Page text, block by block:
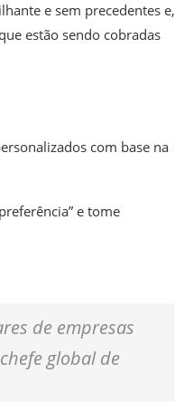
e sem precedentes e,
estão sendo cobradas
com base na
e tome
de empresas
global de